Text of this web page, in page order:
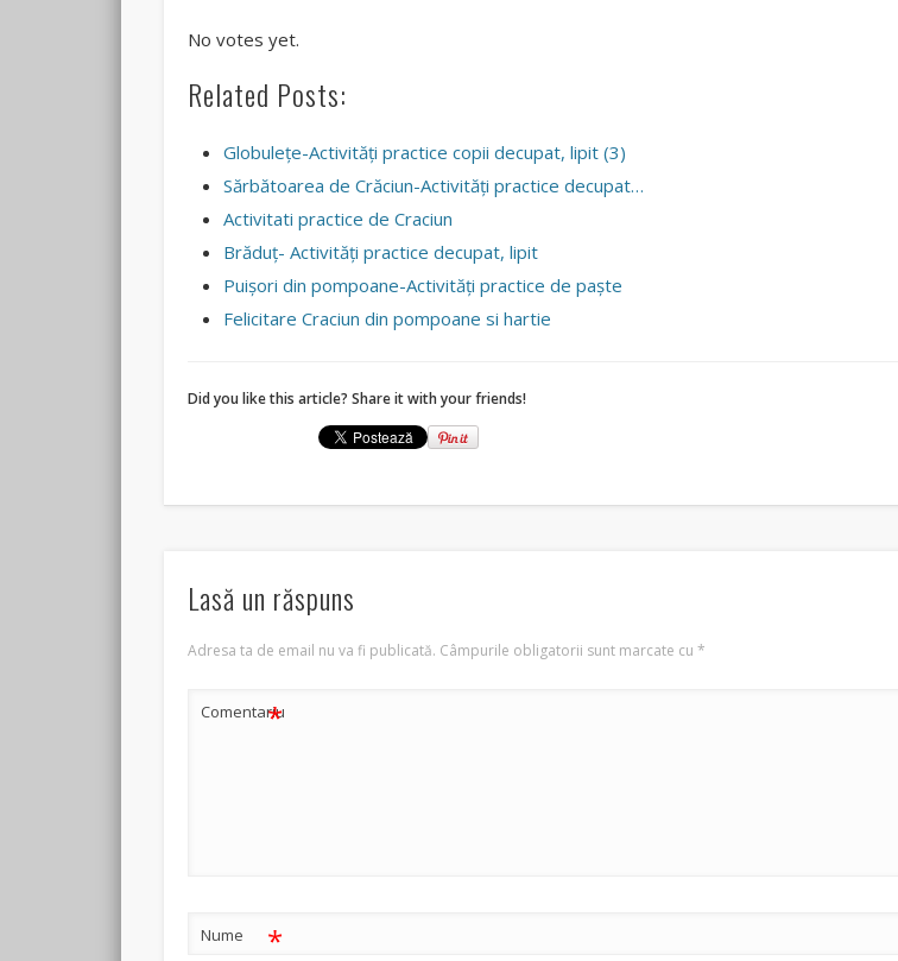
No votes yet.
Related Posts:
Globuleţe-Activităţi practice copii decupat, lipit (3)
Sărbătoarea de Crăciun-Activităţi practice decupat…
Activitati practice de Craciun
Brăduţ- Activităţi practice decupat, lipit
Puișori din pompoane-Activități practice de paște
Felicitare Craciun din pompoane si hartie
Did you like this article? Share it with your friends!
Lasă un răspuns
Adresa ta de email nu va fi publicată. Câmpurile obligatorii sunt marcate cu*
Comentariu
*
Nume *